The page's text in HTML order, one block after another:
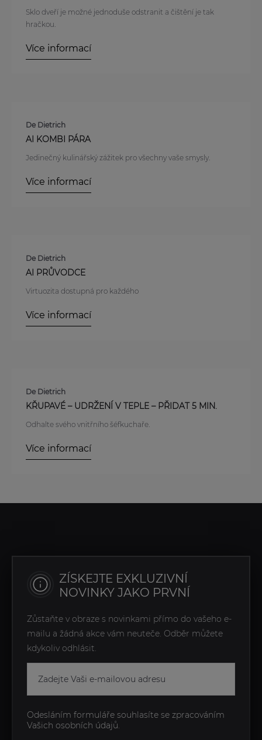
Sklo dveří je možné jednoduše odstranit a čištění je tak
hračkou.
Více informací
De Dietrich
AI KOMBI PÁRA
Jedinečný kulinářský zážitek pro všechny vaše smysly.
Více informací
De Dietrich
AI PRŮVODCE
Virtuozita dostupná pro každého
Více informací
De Dietrich
KŘUPAVÉ – UDRŽENÍ V TEPLE – PŘIDAT 5 MIN.
Odhalte svého vnitřního šéfkuchaře.
Více informací
ZÍSKEJTE EXKLUZIVNÍ
NOVINKY JAKO PRVNÍ
Zůstaňte v obraze s novinkami přímo do vašeho e-
mailu a žádná akce vám neuteče. Odběr můžete
kdykoliv odhlásit.
Odesláním formuláře souhlasíte se zpracováním
Vašich osobních údajů.